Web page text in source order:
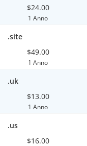
$24.00
1 Anno
.site
$49.00
1 Anno
.uk
$13.00
1 Anno
.us
$16.00